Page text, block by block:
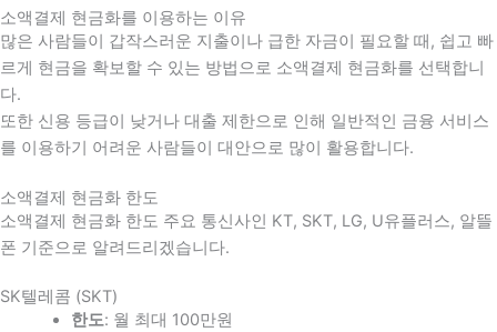
소액결제 현금화를 이용하는 이유
많은 사람들이 갑작스러운 지출이나 급한 자금이 필요할 때 , 쉽고 빠
르게 현금을 확보할 수 있는 방법으로 소액결제 현금화를 선택합니
다.
또한 신용 등급이 낮거나 대출 제한으로 인해 일반적인 금융 서비스
를 이용하기 어려운 사람들이 대안으로 많이 활용합니다.
소액결제 현금화 한도
소액결제 현금화 한도 주요 통신사인 KT, SKT, LG, U유플러스, 알뜰
폰 기준으로 알려드리겠습니다.
SK텔레콤 (SKT)
한도: 월 최대 100만원